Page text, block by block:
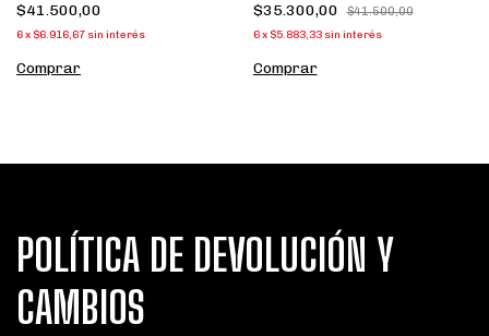
$41.500,00
6x $6.916,67 sin interés
Comprar
$35.300,00
$41.500,00
6 x $5.883,33 sin interés
Comprar
POLÍTICA DE DEVOLUCIÓN Y
CAMBIOS